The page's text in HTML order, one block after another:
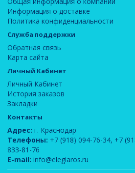
Информация о доставке
Политика конфиденциальности
Служба поддержки
Обратная связь
Карта сайта
Личный Кабинет
Личный Кабинет
История заказов
Закладки
Контакты
Адрес: г. Краснодар
Телефоны: +7 (918) 094-76-34, +7
833-81-76
E-mail: info@elegiaros.ru